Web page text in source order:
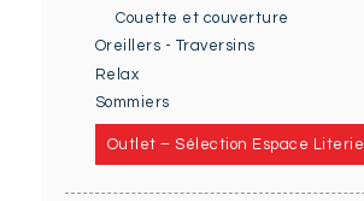
Couette et couverture
Oreillers - Traversins
Relax
Sommiers
Outlet – Sélection Espace Literie